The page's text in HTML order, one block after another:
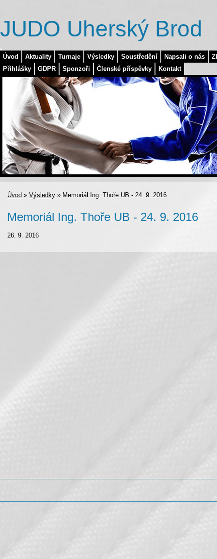
Úvod Aktuality Turnaje Výsledky Soustředění Napsali o nás
Přihlášky
GDPR Sponzoři Členské příspěvky Kontakt
JUDO Uherský Brod
Úvod » Výsledky » Memoriál Ing. Thoře UB - 24. 9. 2016
Memoriál Ing. Thoře UB - 24. 9. 2016
26. 9. 2016